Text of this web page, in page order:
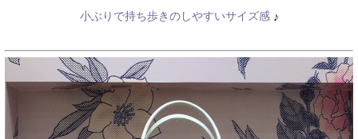
小ぶりで持ち歩きのしやすいサイズ感 ♪